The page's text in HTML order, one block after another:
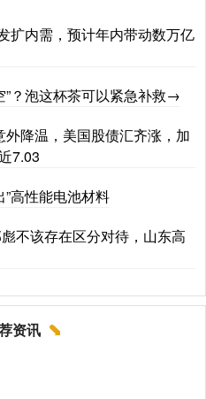
扩内需，预计年内带动数万亿
”？泡这杯茶可以紧急补救→
外降温，美国股债汇齐涨，加
7.03
高性能电池材料
不该存在区分对待，山东高
资讯